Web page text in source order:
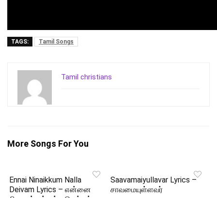
TAGS: Tamil Songs
Tamil christians
More Songs For You
Ennai Ninaikkum Nalla
Deivam Lyrics – என்னை
Saavamaiyullavar Lyrics –
சாவமையுள்ளவர்